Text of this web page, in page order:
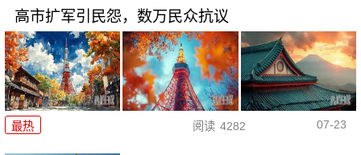
高市扩军引民怨，数万民众抗议
最热 阅读 4282 07-23